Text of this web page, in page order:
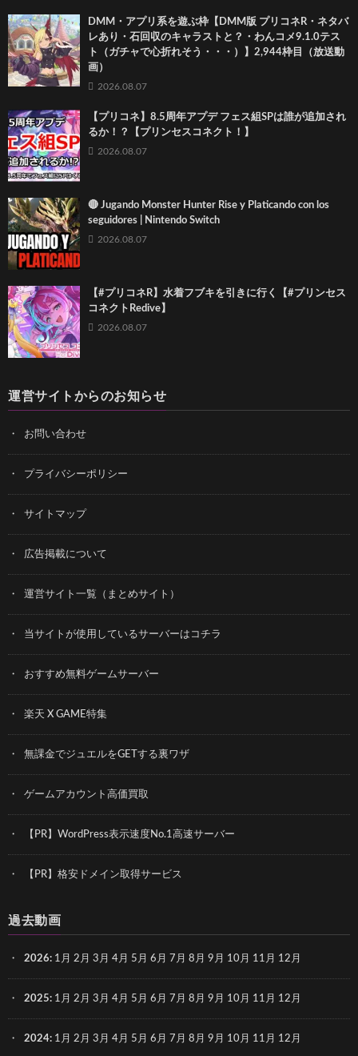
DMM・アプリ系を遊ぶ枠【DMM版 プリコネR・ネタバ
レあり・石回収のキャラストと？・わんコメ9.1.0テス
ト（ガチャで心折れそう・・・）】2,944枠目（放送動
画）
2026.08.07
【プリコネ】8.5周年アプデ フェス組SPは誰が追加され
るか！？【プリンセスコネクト！】
2026.08.07
🔴 Jugando Monster Hunter Rise y Platicando con los
seguidores | Nintendo Switch
2026.08.07
【#プリコネR】水着フブキを引きに行く【#プリンセス
コネクトRedive】
2026.08.07
運営サイトからのお知らせ
お問い合わせ
プライバシーポリシー
サイトマップ
広告掲載について
運営サイト一覧（まとめサイト）
当サイトが使用しているサーバーはコチラ
おすすめ無料ゲームサーバー
楽天 X GAME特集
無課金でジュエルをGETする裏ワザ
ゲームアカウント高価買取
【PR】WordPress表示速度No.1高速サーバー
【PR】格安ドメイン取得サービス
過去動画
2026: 1月 2月 3月 4月 5月 6月 7月 8月 9月 10月 11月 12月
2025: 1月 2月 3月 4月 5月 6月 7月 8月 9月 10月 11月 12月
2024: 1月 2月 3月 4月 5月 6月 7月 8月 9月 10月 11月 12月